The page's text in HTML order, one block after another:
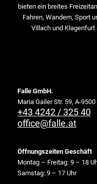
bieten ein breites
Fahren, Wandern, Sport
Villach und
Falle GmbH.
Maria Gailer Str. 59, A-
+43 4242 / 325 40
office@falle.at
Öffnungszeiten Geschäft
Montag – Freitag: 9 – 18
Samstag: 9 – 17 Uhr